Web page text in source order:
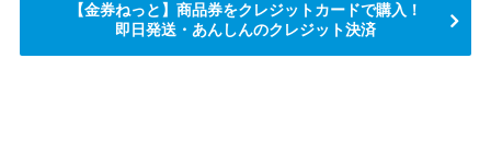
【金券ねっと】商品券をクレジットカードで購入！
即日発送・あんしんのクレジット決済